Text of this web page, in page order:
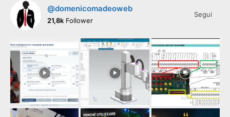
@domenicomadeoweb
21,8k Follower
Segui